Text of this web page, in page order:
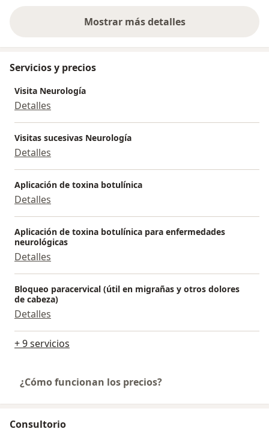
Mostrar más detalles
sobre la experiencia
Servicios y precios
Visita Neurología
Detalles
Visitas sucesivas Neurología
Detalles
Aplicación de toxina botulínica
Detalles
Aplicación de toxina botulínica para enfermedades
neurológicas
Detalles
Bloqueo paracervical (útil en migrañas y otros dolores
de cabeza)
Detalles
+ 9 servicios
¿Cómo funcionan los precios?
Consultorio